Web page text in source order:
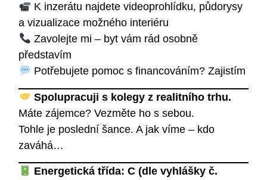
K inzerátu najdete videoprohlídku, půdorysy
a vizualizace možného interiéru
Zavolejte mi – byt vám rád osobně
představím
Potřebujete pomoc s financováním? Zajistím
Spolupracuji s kolegy z realitního trhu.
Máte zájemce? Vezměte ho s sebou.
Tohle je poslední šance. A jak víme – kdo
zaváhá…
Energetická třída: C (dle vyhlášky č.